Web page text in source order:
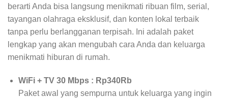
berarti Anda bisa langsung menikmati ribuan film, serial,
tayangan olahraga eksklusif, dan konten lokal terbaik
tanpa perlu berlangganan terpisah. Ini adalah paket
lengkap yang akan mengubah cara Anda dan keluarga
menikmati hiburan di rumah.
WiFi + TV 30 Mbps : Rp340Rb
Paket awal yang sempurna untuk keluarga yang ingin